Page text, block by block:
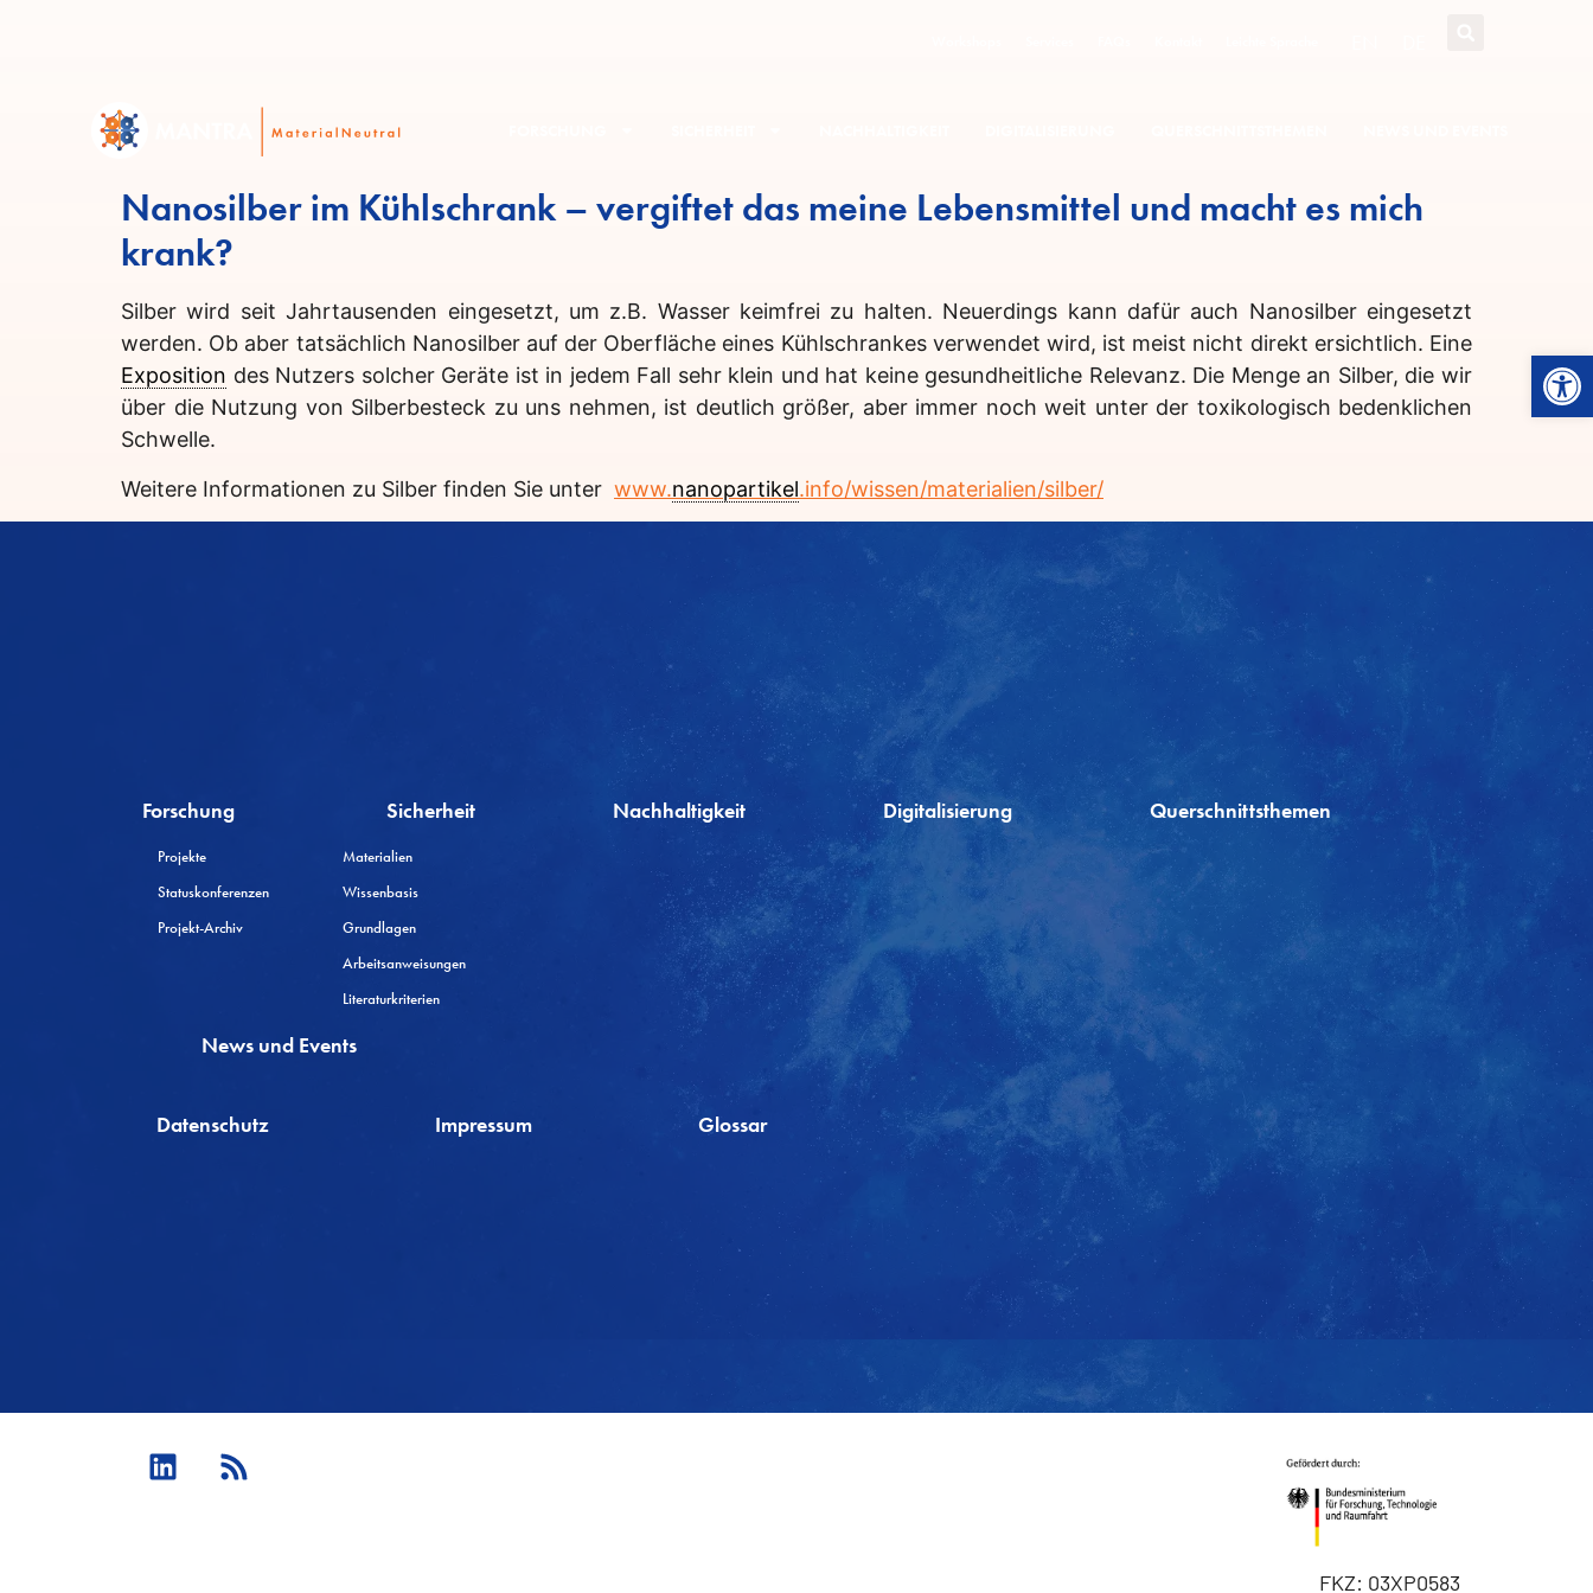
Nanosilber im Kühlschrank – vergiftet das meine Lebensmittel und macht es mich
krank?
Silber wird seit Jahrtausenden eingesetzt, um z.B. Wasser keimfrei zu halten. Neuerdings kann dafür auch Nanosilber eingesetzt
werden. Ob aber tatsächlich Nanosilber auf der Oberfläche eines Kühlschrankes verwendet wird, ist meist nicht direkt ersichtlich. Eine
Exposition des Nutzers solcher Geräte ist in jedem Fall sehr klein und hat keine gesundheitliche Relevanz. Die Menge an Silber, die wir
über die Nutzung von Silberbesteck zu uns nehmen, ist deutlich größer, aber immer noch weit unter der toxikologisch bedenklichen
Schwelle.
Weitere Informationen zu Silber finden Sie unter www.nanopartikel.info/wissen/materialien/silber/
Forschung
Projekte
Statuskonferenzen
Projekt-Archiv
Sicherheit
Materialien
Wissenbasis
Grundlagen
Arbeitsanweisungen
Literaturkriterien
Nachhaltigkeit Digitalisierung Querschnittsthemen
News und Events
Datenschutz Impressum Glossar
FKZ: 03XP0583